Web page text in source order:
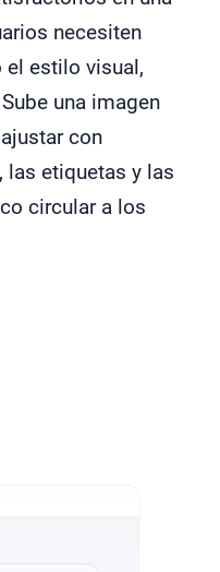
necesiten
el estilo visual,
una imagen
con
las etiquetas y las
circular a los